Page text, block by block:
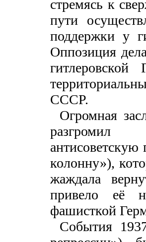
стремясь к
пути
поддержки у
Оппозиция
гитлеровской
СССР.
Огромная
разгромил
колонну»),
жаждала
привело её
фашисткой
События